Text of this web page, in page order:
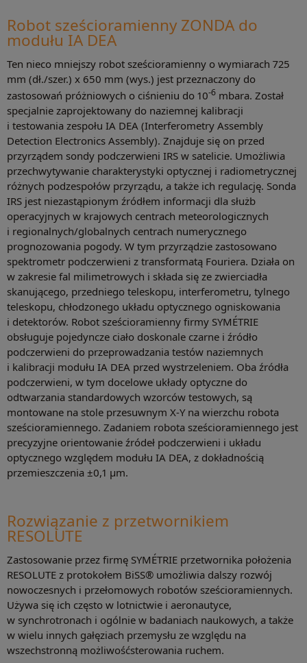
Robot sześcioramienny ZONDA do
modułu IA DEA
Ten nieco mniejszy robot sześcioramienny o wymiarach 725
mm (dł./szer.) x 650 mm (wys.) jest przeznaczony do
zastosowań próżniowych o ciśnieniu do 10-6 mbara. Został
specjalnie zaprojektowany do naziemnej kalibracji
i testowania zespołu IA DEA (Interferometry Assembly
Detection Electronics Assembly). Znajduje się on przed
przyrządem sondy podczerwieni IRS w satelicie. Umożliwia
przechwytywanie charakterystyki optycznej i radiometrycznej
różnych podzespołów przyrządu, a także ich regulację. Sonda
IRS jest niezastąpionym źródłem informacji dla służb
operacyjnych w krajowych centrach meteorologicznych
i regionalnych/globalnych centrach numerycznego
prognozowania pogody. W tym przyrządzie zastosowano
spektrometr podczerwieni z transformatą Fouriera. Działa on
w zakresie fal milimetrowych i składa się ze zwierciadła
skanującego, przedniego teleskopu, interferometru, tylnego
teleskopu, chłodzonego układu optycznego ogniskowania
i detektorów. Robot sześcioramienny firmy SYMÉTRIE
obsługuje pojedyncze ciało doskonale czarne i źródło
podczerwieni do przeprowadzania testów naziemnych
i kalibracji modułu IA DEA przed wystrzeleniem. Oba źródła
podczerwieni, w tym docelowe układy optyczne do
odtwarzania standardowych wzorców testowych, są
montowane na stole przesuwnym X-Y na wierzchu robota
sześcioramiennego. Zadaniem robota sześcioramiennego jest
precyzyjne orientowanie źródeł podczerwieni i układu
optycznego względem modułu IA DEA, z dokładnością
przemieszczenia ±0,1 μm.
Rozwiązanie z przetwornikiem
RESOLUTE
Zastosowanie przez firmę SYMÉTRIE przetwornika położenia
RESOLUTE z protokołem BiSS® umożliwia dalszy rozwój
nowoczesnych i przełomowych robotów sześcioramiennych.
Używa się ich często w lotnictwie i aeronautyce,
w synchrotronach i ogólnie w badaniach naukowych, a także
w wielu innych gałęziach przemysłu ze względu na
wszechstronną możliwośćsterowania ruchem.